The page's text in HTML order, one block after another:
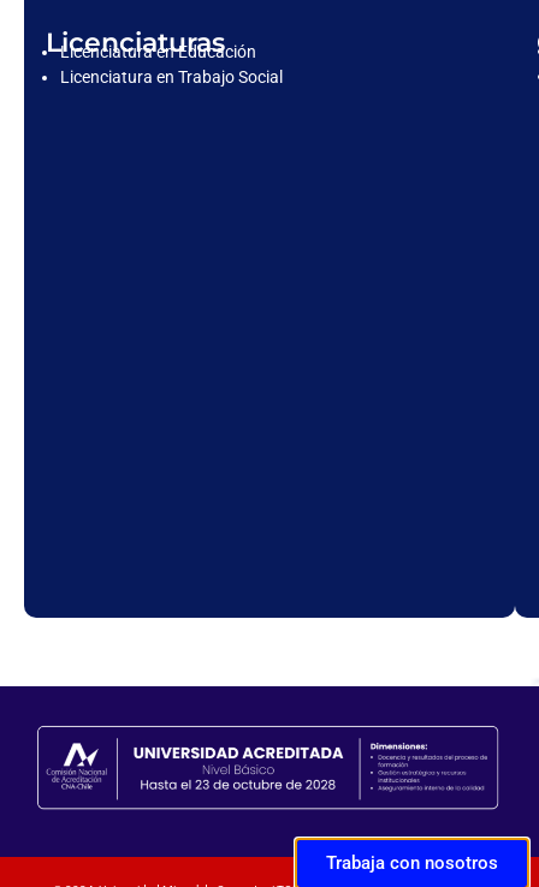
Licenciaturas
Licenciatura en Educación
Licenciatura en Trabajo Social
Trabaja con nosotros